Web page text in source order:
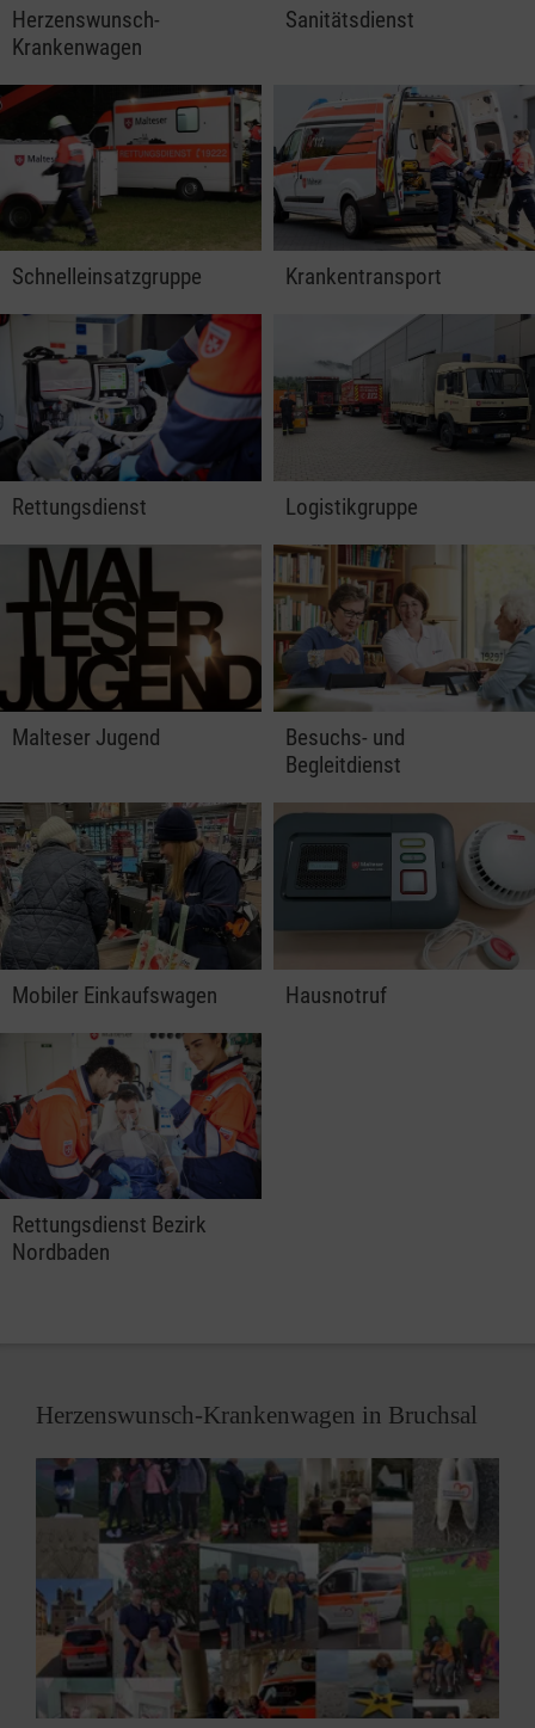
Herzenswunsch-
Krankenwagen
Sanitätsdienst
Schnelleinsatzgruppe Krankentransport
Rettungsdienst Logistikgruppe
Malteser Jugend
Besuchs- und
Begleitdienst
Mobiler Einkaufswagen Hausnotruf
Rettungsdienst Bezirk
Nordbaden
Herzenswunsch-Krankenwagen in Bruchsal